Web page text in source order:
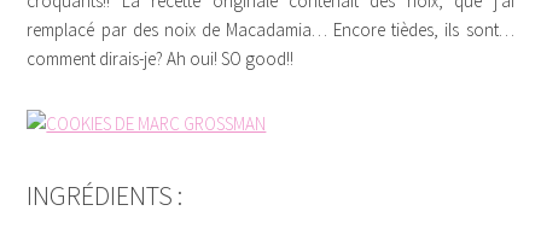
remplacé par des noix de Macadamia… Encore tièdes, ils sont…
comment dirais-je? Ah oui! SO good!!
INGRÉDIENTS :